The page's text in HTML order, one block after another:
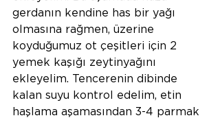
gerdanın kendine has bir yağı
olmasına rağmen, üzerine
koyduğumuz ot çeşitleri için 2
yemek kaşığı zeytinyağını
ekleyelim. Tencerenin dibinde
kalan suyu kontrol edelim, etin
haşlama aşamasından 3-4 parmak